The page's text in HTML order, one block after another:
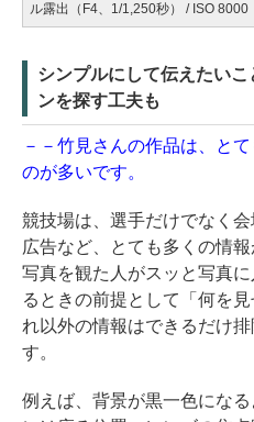
ル露出（F4、1/1,250秒） / ISO 8000
シンプルにして伝えたい
ンを探す工夫も
－－竹見さんの作品は、と
のが多いです。
競技場は、選手だけでなく
広告など、とても多くの情
写真を観た人がスッと写真
るときの前提として「何を
れ以外の情報はできるだけ
す。
例えば、背景が黒一色にな